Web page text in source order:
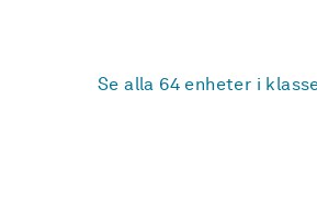
Se alla 64 enheter i